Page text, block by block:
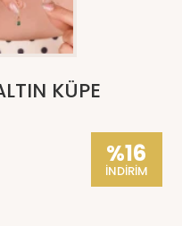
KÜPE
%16
İNDİRİM